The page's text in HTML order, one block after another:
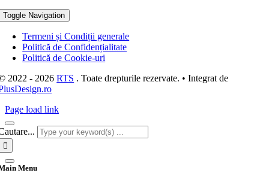
Toggle Navigation
Termeni și Condiții generale
Politică de Confidențialitate
Politică de Cookie-uri
2022 - 2026RTS . Toate drepturile rezervate. • Integrat de
Page load link
Menu